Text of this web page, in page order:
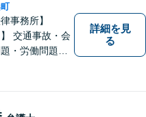
律事務所】
】 交通事故・会
・労働問題・
詳細を見
る